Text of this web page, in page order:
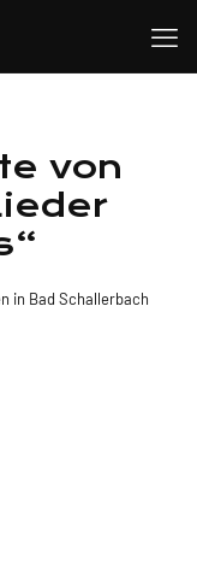
von
in Bad Schallerbach